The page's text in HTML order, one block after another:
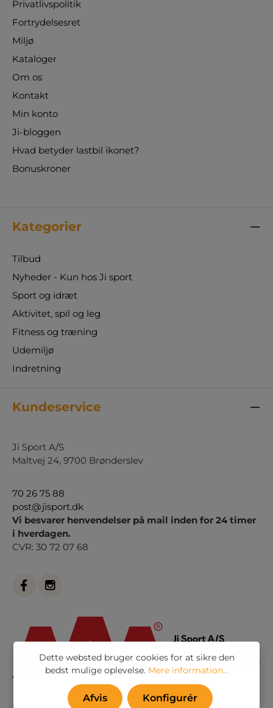
Privatlivspolitik
Fortrydelsesret
Miljø
Kataloger
Om os
Kontakt
Min konto
Ji-bloggen
Hvad betyder lastbil ikonet?
Bonuskroner
Kategorier
Tilbud
Nyheder - Kun hos Ji sport
Sport og idræt
Aktivitet, spil og leg
Fitness og træning
Udemiljø
Indretning
Kundeservice
Ji Sport A/S
Maltvej 24, 9700 Brønderslev
70 26 75 88
post@jisport.dk
Vi besvarer henvendelser på mail inden for 24 timer
i hverdagen.
CVR: 30 72 07 68
Dette websted bruger cookies for at sikre den
bedst mulige oplevelse. Mere information...
Afvis Konfigurér